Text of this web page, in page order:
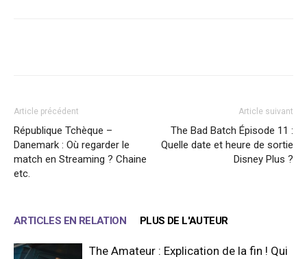
Article précédent
République Tchèque –
Danemark : Où regarder le
match en Streaming ? Chaine
etc.
Article suivant
The Bad Batch Épisode 11 :
Quelle date et heure de sortie
Disney Plus ?
ARTICLES EN RELATION PLUS DE L'AUTEUR
The Amateur : Explication de la fin ! Qui